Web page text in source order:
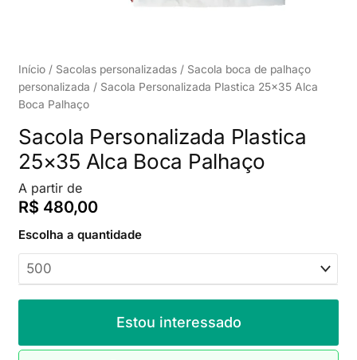
Início / Sacolas personalizadas / Sacola boca de palhaço
personalizada / Sacola Personalizada Plastica 25×35 Alca
Boca Palhaço
Sacola Personalizada Plastica
25×35 Alca Boca Palhaço
A partir de
R$ 480,00
Escolha a quantidade
Estou interessado